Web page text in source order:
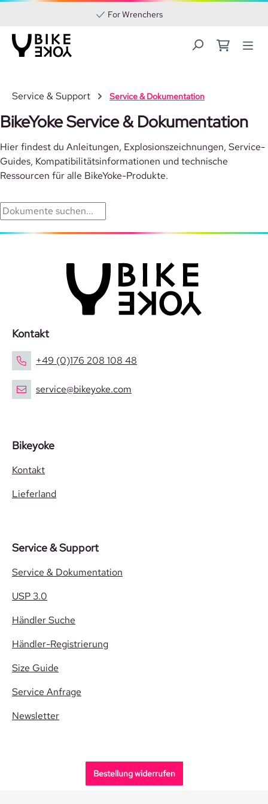
Zum Hauptinhalt springen
For Wrenchers
Service & Support Service & Dokumentation
BikeYoke Service & Dokumentation
Hier findest du Anleitungen, Explosionszeichnungen, Service-
Guides, Kompatibilitätsinformationen und technische
Ressourcen für alle BikeYoke-Produkte.
Kontakt
+49 (0)176 208 108 48
service@bikeyoke.com
Bikeyoke
Kontakt
Lieferland
Service & Support
Service & Dokumentation
USP 3.0
Händler Suche
Händler-Registrierung
Size Guide
Service Anfrage
Newsletter
Bestellung widerrufen